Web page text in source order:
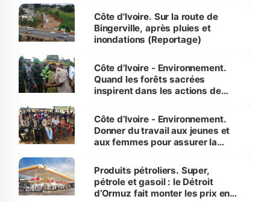
(Alassane Ouattara
Côte d'Ivoire. Sur la route de
Bingerville, après pluies et
inondations (Reportage)
Côte d’Ivoire - Environnement.
Quand les forêts sacrées
inspirent dans les actions de
Côte d’Ivoire - Environnement.
Donner du travail aux jeunes et
aux femmes pour assurer la
menacées
Produits pétroliers. Super,
pétrole et gasoil : le Détroit
d’Ormuz fait monter les prix en